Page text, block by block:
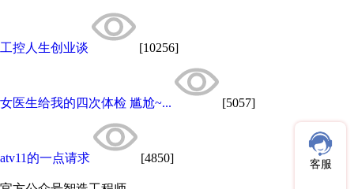
工控人生创业谈 [10256]
女医生给我的四次体检 尴尬~... [5057]
atv11的一点请求 [4850] 客服